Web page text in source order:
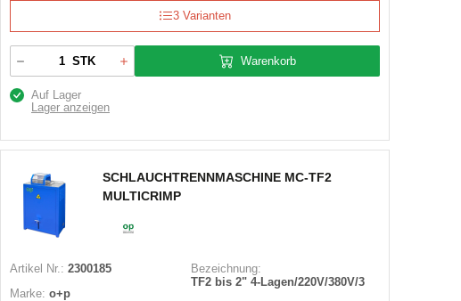
3 Varianten
STK Warenkorb
Auf Lager
Lager anzeigen
SCHLAUCHTRENNMASCHINE MC-TF2
MULTICRIMP
Artikel Nr.: 2300185
Marke: o+p
Bezeichnung:
TF2 bis 2" 4-Lagen/220V/380V/3